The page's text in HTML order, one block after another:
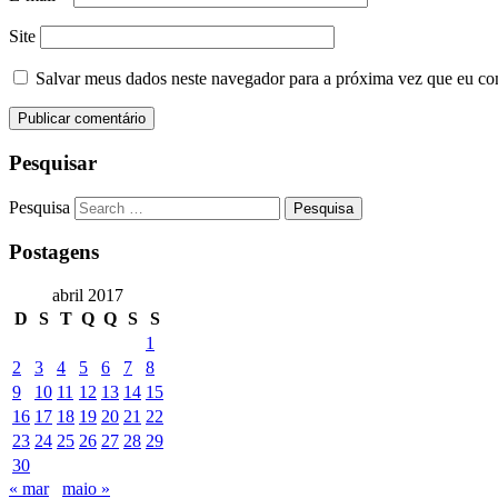
Site
Salvar meus dados neste navegador para a próxima vez que eu
Pesquisar
Pesquisa
Postagens
abril 2017
D
S T Q Q S
S
1
2
3 4 5 6 7
8
9
10 11 12 13 14 15
16 17 18 19 20 21 22
23 24 25 26 27 28 29
30
« mar
maio »